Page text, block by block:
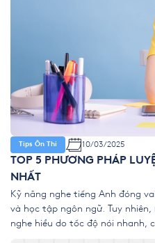
Tips Ôn Thi 10/03/2025
TOP 5 PHƯƠNG PHÁP
NHẤT
Kỹ năng nghe tiếng Anh đóng
và học tập ngôn ngữ. Tuy
nghe hiểu do tốc độ nói nhanh,
từ vựng hạn chế. Vậy làm thế